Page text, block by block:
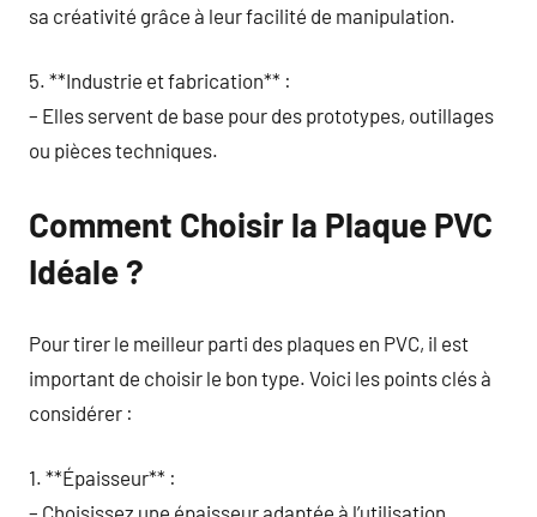
sa créativité grâce à leur facilité de manipulation.
5. **Industrie et fabrication** :
– Elles servent de base pour des prototypes, outillages
ou pièces techniques.
Comment Choisir la Plaque PVC
Idéale ?
Pour tirer le meilleur parti des plaques en PVC, il est
important de choisir le bon type. Voici les points clés à
considérer :
1. **Épaisseur** :
– Choisissez une épaisseur adaptée à l’utilisation